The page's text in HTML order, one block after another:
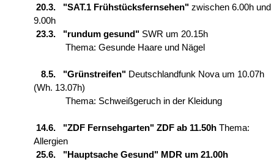
20.3. "SAT.1 Frühstücksfernsehen"zwischen 6.00h und
9.00h
23.3. "rundum gesund"SWR um 20.15h
Thema: Gesunde Haare und Nägel
8.5. "Grünstreifen"Deutschlandfunk Nova um 10.07h
(Wh. 13.07h)
Thema: Schweißgeruch in der Kleidung
14.6. "ZDF Fernsehgarten" ZDF ab 11.50hThema:
Allergien
25.6. "Hauptsache Gesund" MDR um 21.00h